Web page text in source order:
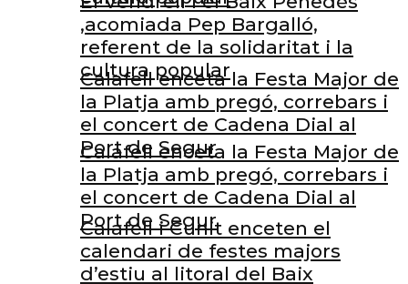
Calafell enceta la Festa Major de
la Platja amb pregó, correbars i
el concert de Cadena Dial al
Port de Segur
Calafell i Cunit enceten el
calendari de festes majors
d’estiu al litoral del Baix
,acomiada Pep Bargalló,
referent de la solidaritat i la
cultura popular
Calafell enceta la Festa Major de
la Platja amb pregó, correbars i
el concert de Cadena Dial al
Port de Segur